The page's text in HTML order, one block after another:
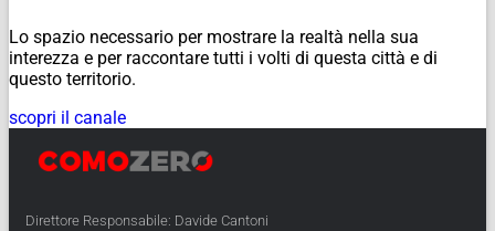
Lo spazio necessario per mostrare la realtà nella sua
interezza e per raccontare tutti i volti di questa città e di
questo territorio.
scopri il canale
Direttore Responsabile: Davide Cantoni